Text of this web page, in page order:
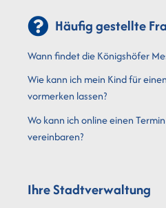
Häufig gestellte
Wann findet die Königshöfer
Wie kann ich mein Kind für
vormerken lassen?
Wo kann ich online einen
vereinbaren?
Ihre Stadtverwaltung